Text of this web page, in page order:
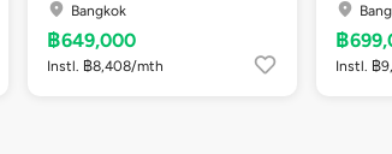
Bangkok
฿649,000
Instl. ฿8,408/mth
฿
Instl. ฿